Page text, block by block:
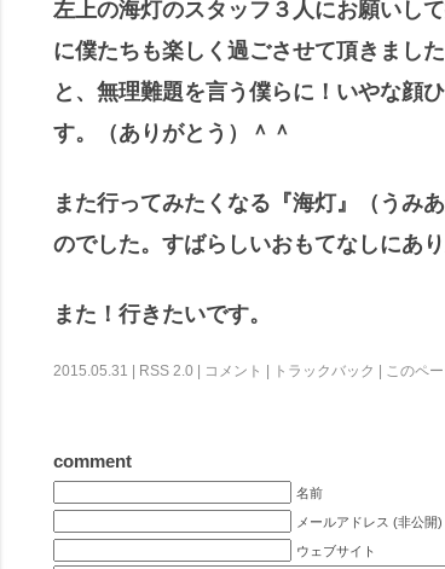
左上の海灯のスタッフ３人にお願いし
に僕たちも楽しく過ごさせて頂きまし
と、無理難題を言う僕らに！いやな顔
す。（ありがとう）＾＾
また行ってみたくなる『海灯』（うみ
のでした。すばらしいおもてなしにあり
また！行きたいです。
2015.05.31 | RSS 2.0 コメント トラックバック このペ
comment
名前
メールアドレス (非公開)
ウェブサイト